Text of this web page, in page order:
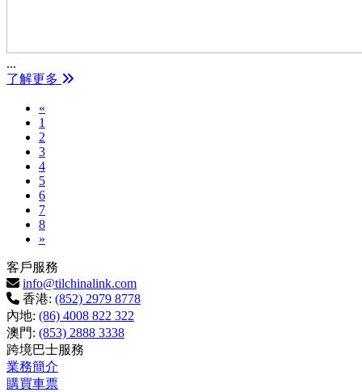
...
了解更多
«
1
2
3
4
5
6
7
8
»
客戶服務
info@tilchinalink.com
香港: (852) 2979 8778
內地: (86) 4008 822 322
澳門: (853) 2888 3338
跨境巴士服務
業務簡介
購買車票